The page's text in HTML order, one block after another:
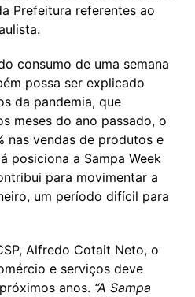
Prefeitura referentes ao
consumo de uma semana
possa ser explicado
da pandemia, que
meses do ano passado, o
nas vendas de produtos e
posiciona a Sampa Week
para movimentar a
um período difícil para
Alfredo Cotait Neto, o
e serviços deve
anos. “A Sampa